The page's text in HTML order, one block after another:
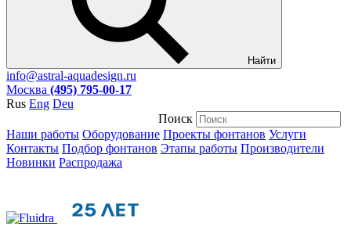
Найти
info@astral-aquadesign.ru
Москва (495) 795-00-17
Rus Eng Deu
Поиск
Наши работы Оборудование Проекты фонтанов Услуги
Контакты Подбор фонтанов Этапы работы Производители
Новинки Распродажа